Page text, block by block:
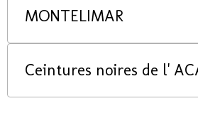
MONTELIMAR
Ceintures noires de l'